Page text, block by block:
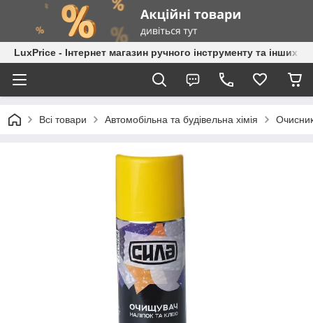
LuxPrice - Інтернет магазин ручного інструменту та інших
Всі товари Автомобільна та будівельна хімія